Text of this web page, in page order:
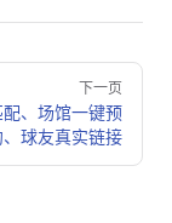
下一页
、场馆一键预
、球友真实链接